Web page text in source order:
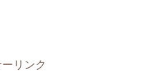
リンク